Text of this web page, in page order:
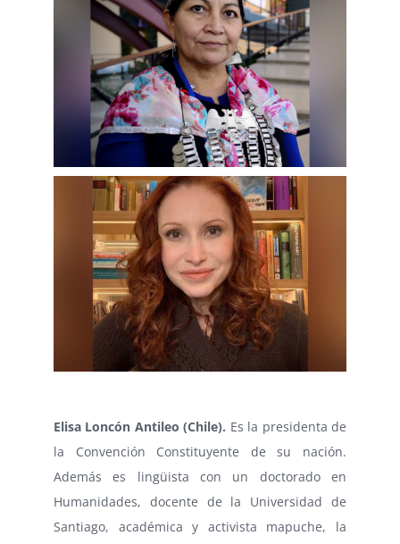
Elisa Loncón Antileo (Chile). Es la presidenta de
la Convención Constituyente de su nación.
Además es lingüista con un doctorado en
Humanidades, docente de la Universidad de
Santiago, académica y activista mapuche, la